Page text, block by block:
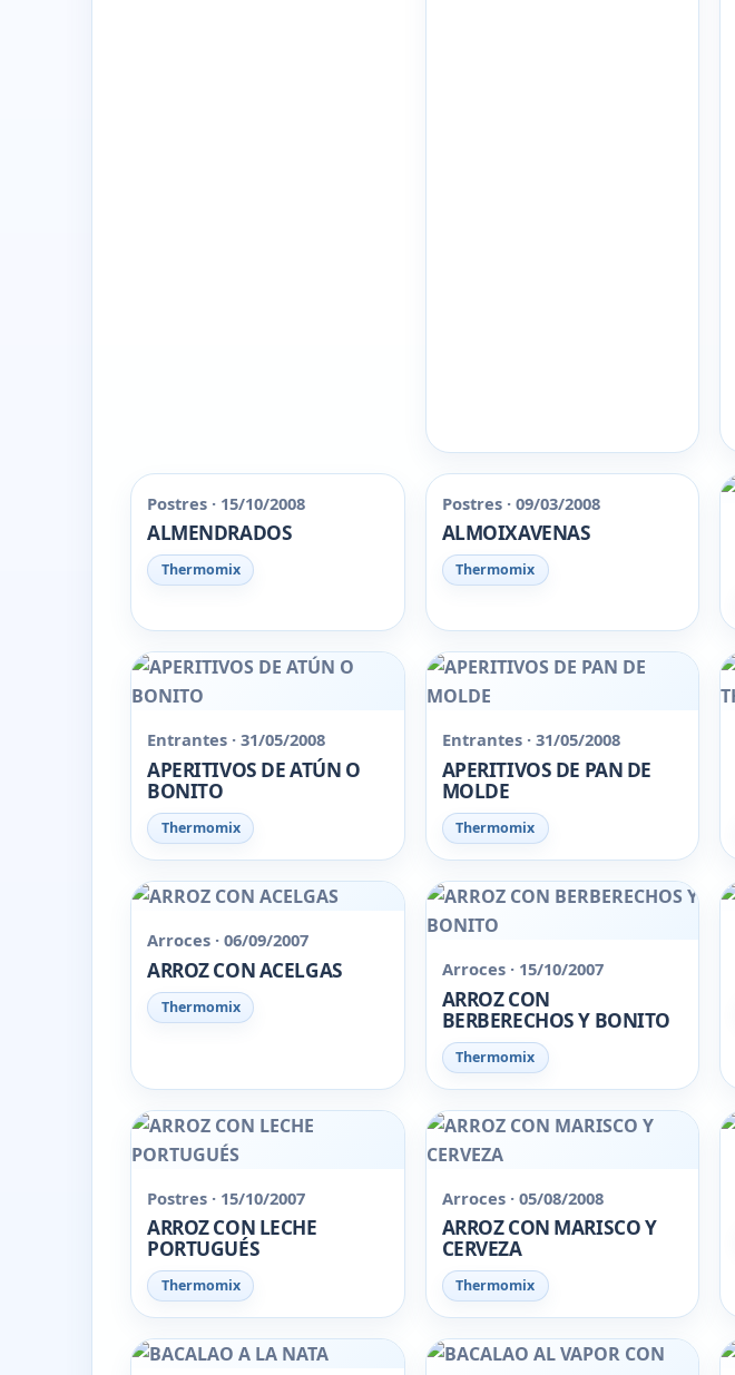
Postres · 15/10/2008
ALMENDRADOS
Thermomix
Postres · 09/03/2008
ALMOIXAVENAS
Thermomix
Entrantes · 31/05/2008
APERITIVOS DE ATÚN O
BONITO
Thermomix
Entrantes · 31/05/2008
APERITIVOS DE PAN DE
MOLDE
Thermomix
Arroces · 06/09/2007
ARROZ CON ACELGAS
Thermomix
Arroces · 15/10/2007
ARROZ CON
BERBERECHOS Y BONITO
Thermomix
Postres · 15/10/2007
ARROZ CON LECHE
PORTUGUÉS
Thermomix
Arroces · 05/08/2008
ARROZ CON MARISCO Y
CERVEZA
Thermomix